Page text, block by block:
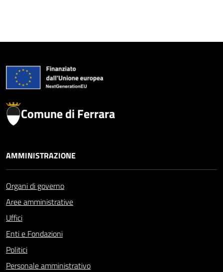
Comune di Ferrara
AMMINISTRAZIONE
Organi di governo
Aree amministrative
Uffici
Enti e Fondazioni
Politici
Personale amministrativo